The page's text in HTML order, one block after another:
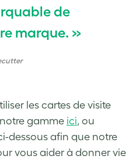
de
marque. »
les cartes de visite
gamme ici, ou
dessous afin que notre
vous aider à donner vie